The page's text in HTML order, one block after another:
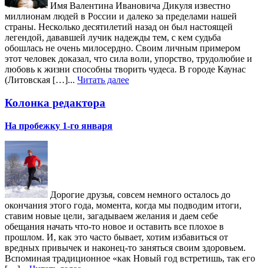
Имя Валентина Ивановича Дикуля известно
миллионам людей в России и далеко за пределами нашей
страны. Несколько десятилетий назад он был настоящей
легендой, дававшей лучик надежды тем, с кем судьба
обошлась не очень милосердно. Своим личным примером
этот человек доказал, что сила воли, упорство, трудолюбие и
любовь к жизни способны творить чудеса. В городе Каунас
(Литовская […]... Читать далее
Колонка редактора
На пробежку 1-го января
Дорогие друзья, совсем немного осталось до
окончания этого года, момента, когда мы подводим итоги,
ставим новые цели, загадываем желания и даем себе
обещания начать что-то новое и оставить все плохое в
прошлом. И, как это часто бывает, хотим избавиться от
вредных привычек и наконец-то заняться своим здоровьем.
Вспоминая традиционное «как Новый год встретишь, так его